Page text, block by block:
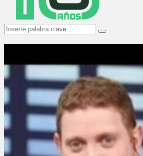
Search
for:
Search